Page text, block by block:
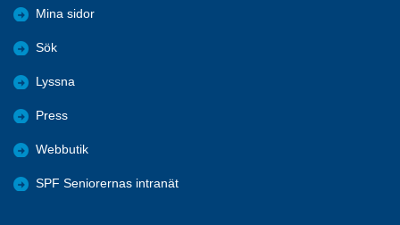
Mina sidor
Sök
Lyssna
Press
Webbutik
SPF Seniorernas intranät